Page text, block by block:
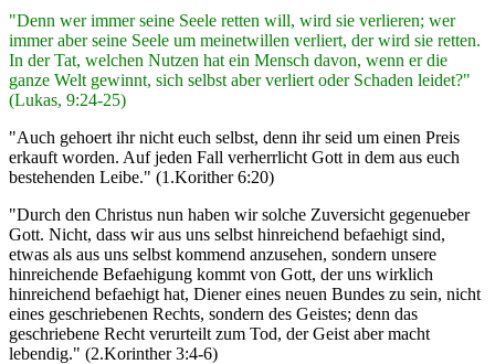
"Denn wer immer seine Seele retten will, wird sie verlieren; wer
immer aber seine Seele um meinetwillen verliert, der wird sie retten.
In der Tat, welchen Nutzen hat ein Mensch davon, wenn er die
ganze Welt gewinnt, sich selbst aber verliert oder Schaden leidet?"
(Lukas, 9:24-25)
"Auch gehoert ihr nicht euch selbst, denn ihr seid um einen Preis
erkauft worden. Auf jeden Fall verherrlicht Gott in dem aus euch
bestehenden Leibe." (1.Korither 6:20)
"Durch den Christus nun haben wir solche Zuversicht gegenueber
Gott. Nicht, dass wir aus uns selbst hinreichend befaehigt sind,
etwas als aus uns selbst kommend anzusehen, sondern unsere
hinreichende Befaehigung kommt von Gott, der uns wirklich
hinreichend befaehigt hat, Diener eines neuen Bundes zu sein, nicht
eines geschriebenen Rechts, sondern des Geistes; denn das
geschriebene Recht verurteilt zum Tod, der Geist aber macht
lebendig." (2.Korinther 3:4-6)